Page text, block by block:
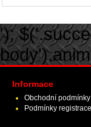
');
Informace
Obchodní podmínky
Podmínky registrace